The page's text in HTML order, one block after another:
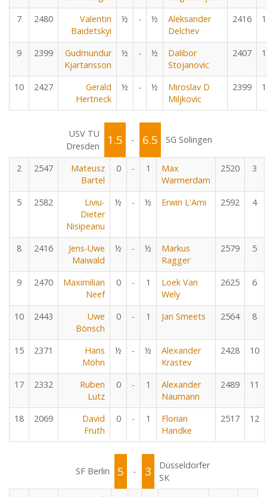
7 2480
Valentin
Baidetskyi
½ - ½
Aleksander
Delchev
2416
9 2399
Gudmundur
Kjartansson
½ - ½
Dalibor
Stojanovic
2407
10 2427
Gerald
Hertneck
½ - ½
Miroslav D
Miljkovic
2399
USV TU
Dresden
1.5 - 6.5 SG Solingen
2 2547
Mateusz
Bartel
0 - 1
Max
Warmerdam
2520 3
5 2582
Liviu-
Dieter
Nisipeanu
½ - ½ Erwin L'Ami 2592 4
8 2416
Jens-Uwe
Maiwald
½ - ½
Markus
Ragger
2579 5
9 2470
Maximilian
Neef
0 - 1
Loek Van
Wely
2625 6
10 2443
Uwe
Bönsch
0 - 1 Jan Smeets 2564 8
15 2371
Hans
Möhn
½ - ½
Alexander
Krastev
2428 10
17 2332
Ruben
Lutz
0 - 1
Alexander
Naumann
2489 11
18 2069
David
Fruth
0 - 1
Florian
Handke
2517 12
SF Berlin 5 - 3
Düsseldorfer
SK